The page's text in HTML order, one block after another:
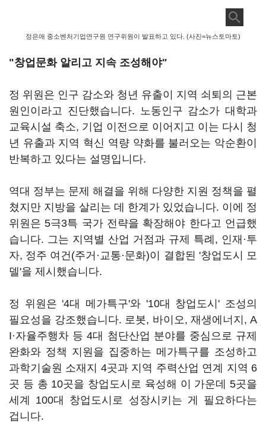
정은애 중소벤처기업연구원 연구위원이 발표하고 있다. (사진=뉴스토마토)
"창업문화 알리고 지속 조성해야"
정 위원은 인구 감소와 청년 유출이 지역 쇠퇴의 근본
원인이라고 진단했습니다. 노동인구 감소가 대학과
교육시설 축소, 기업 이전으로 이어지고 이는 다시 청
년 유출과 지역 혁신 역량 약화를 불러오는 악순환이
반복하고 있다는 설명입니다.
역대 정부는 문제 해결을 위해 다양한 지원 정책을 펼
쳤지만 지방을 살리는 데 한계가 있었습니다. 이에 정
위원은 5극3특 국가 전략을 확장해야 한다고 언급했
습니다. 그는 지역별 산업 거점과 규제 특례, 인재·투
자, 정주 여건(주거·교통·문화)이 결합된 '창업도시 모
델'을 제시했습니다.
정 위원은 '4대 메가특구'와 '10대 창업도시' 조성의
필요성을 강조했습니다. 로봇, 바이오, 재생에너지, A
I·자율주행차 등 4대 첨단산업 분야를 중심으로 규제
완화와 정책 지원을 집중하는 메가특구를 조성하고
과학기술원 소재지 4곳과 지역 주력산업 연계 지역 6
곳 등 총 10곳을 창업도시로 육성해 이 가운데 5곳을
세계 100대 창업도시로 성장시키는 게 필요하다는
겁니다.